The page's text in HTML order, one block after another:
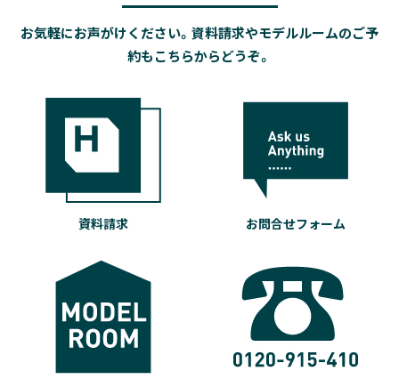
お気軽にお声がけください。資料請求やモデルルームのご予
約もこちらからどうぞ。
資料請求 お問合せフォーム